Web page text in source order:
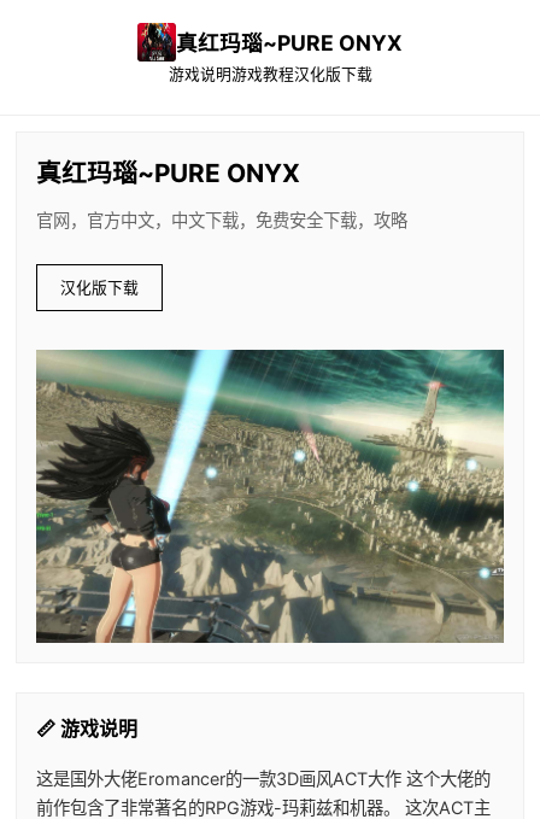
真红玛瑙~PURE ONYX
游戏说明游戏教程汉化版下载
真红玛瑙~PURE ONYX
官网，官方中文，中文下载，免费安全下载，攻略
汉化版下载
📏 游戏说明
这是国外大佬Eromancer的一款3D画风ACT大作 这个大佬的
前作包含了非常著名的RPG游戏-玛莉兹和机器。 这次ACT主